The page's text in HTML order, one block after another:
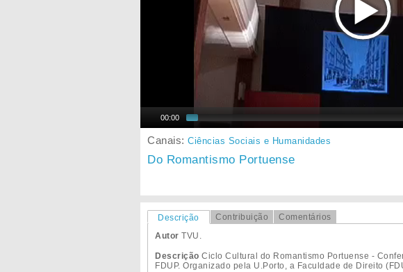
00:00
Canais: Ciências Sociais e Humanidades
Do Romantismo Portuense
Descrição Contribuição
Comentários
Autor TVU.
Descrição Ciclo Cultural do Romantismo Portuense -
FDUP. Organizado pela U.Porto, a Faculdade de Direito